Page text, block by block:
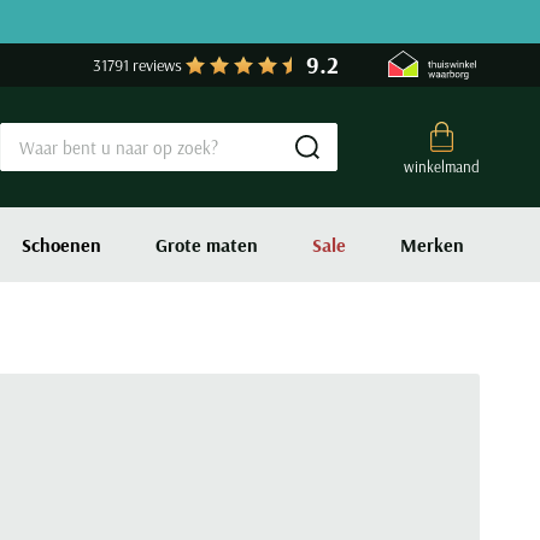
31791 reviews 9.2
winkelmand
Submit search
Schoenen Grote maten Sale Merken